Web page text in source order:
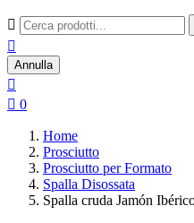


Annulla

 0
Home
Prosciutto
Prosciutto per Formato
Spalla Disossata
Spalla cruda Jamón